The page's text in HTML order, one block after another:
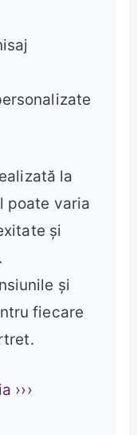
la
poate varia
și
și
fiecare
›››